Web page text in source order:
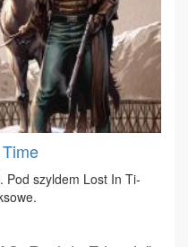
Pod szyl­dem Lost In Ti­